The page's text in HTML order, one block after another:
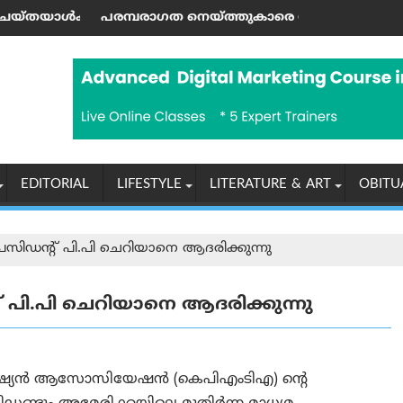
സമ്മാനം
നെയ്ത്തുകാരെ സംരക്ഷിച്ചുകൊണ്ട് കൈത്തറി
അൽ-അഖ്‌സ
EDITORIAL LIFESTYLE LITERATURE & ART
പി.പി ചെറിയാനെ ആദരിക്കുന്നു
ചെറിയാനെ ആദരിക്കുന്നു
ആസോസിയേഷന്‍ (കെപിഎംടിഎ) ന്റെ